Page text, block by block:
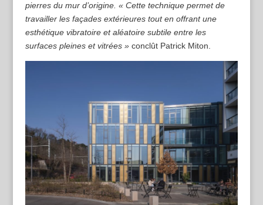
pierres du mur d’origine. « Cette technique permet de
travailler les façades extérieures tout en offrant une
esthétique vibratoire et aléatoire subtile entre les
surfaces pleines et vitrées »conclût Patrick Miton.